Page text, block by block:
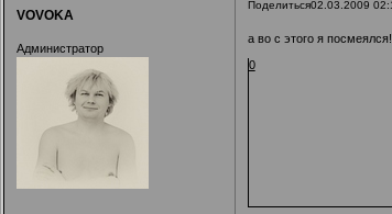
Поделиться02.03.2009
VOVOKA
Администратор
а во с этого я посмеялся!
0